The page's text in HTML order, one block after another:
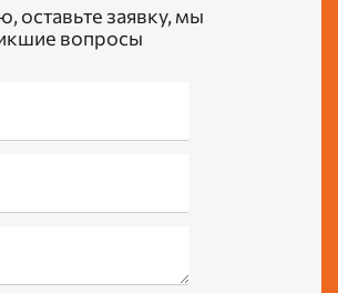
заявку, мы
вопросы